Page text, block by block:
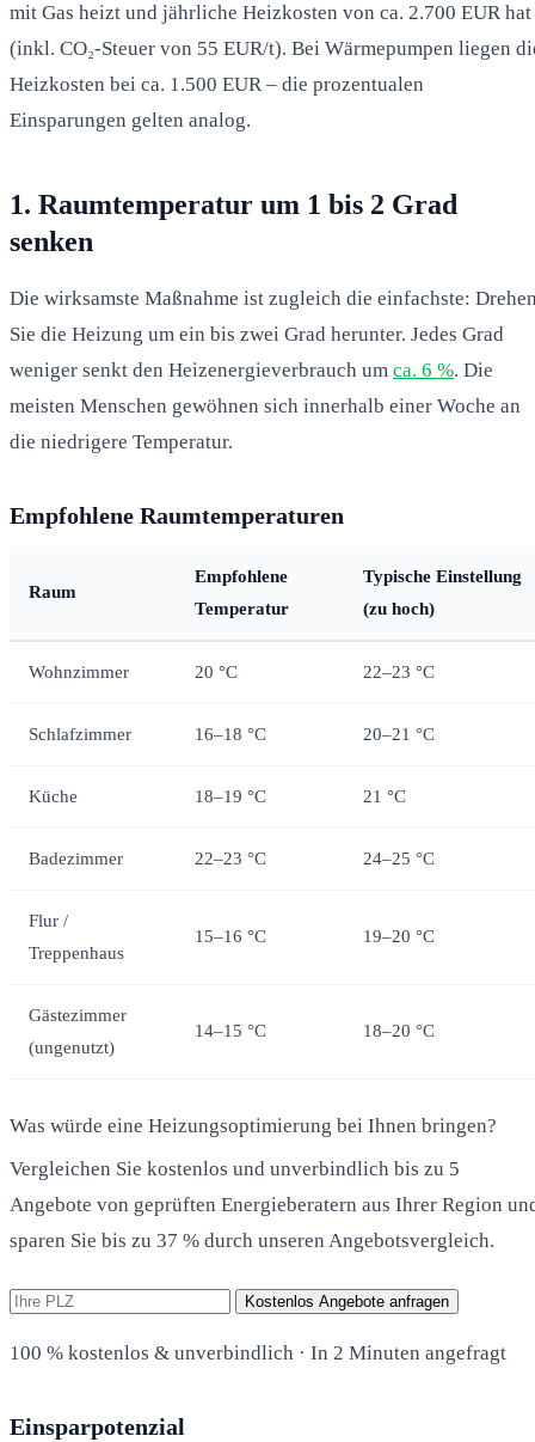
mit Gas heizt und jährliche Heizkosten von ca. 2.700 EUR hat
(inkl. CO₂-Steuer von 55 EUR/t). Bei Wärmepumpen liegen
Heizkosten bei ca. 1.500 EUR – die prozentualen
Einsparungen gelten analog.
1. Raumtemperatur um 1 bis 2 Grad
senken
Die wirksamste Maßnahme ist zugleich die einfachste:
Sie die Heizung um ein bis zwei Grad herunter. Jedes Grad
weniger senkt den Heizenergieverbrauch um ca. 6 %. Die
meisten Menschen gewöhnen sich innerhalb einer Woche an
die niedrigere Temperatur.
Empfohlene Raumtemperaturen
Raum
Empfohlene
Temperatur
Typische Einstellung
(zu hoch)
Wohnzimmer 20 °C 22–23 °C
Schlafzimmer 16–18 °C 20–21 °C
Küche 18–19 °C 21 °C
Badezimmer 22–23 °C 24–25 °C
Flur /
Treppenhaus
15–16 °C 19–20 °C
Gästezimmer
(ungenutzt)
14–15 °C 18–20 °C
Was würde eine Heizungsoptimierung bei Ihnen bringen?
Vergleichen Sie kostenlos und unverbindlich bis zu 5
Angebote von geprüften Energieberatern aus Ihrer Region
sparen Sie bis zu 37 % durch unseren Angebotsvergleich.
Kostenlos Angebote anfragen
100 % kostenlos & unverbindlich · In 2 Minuten angefragt
Einsparpotenzial